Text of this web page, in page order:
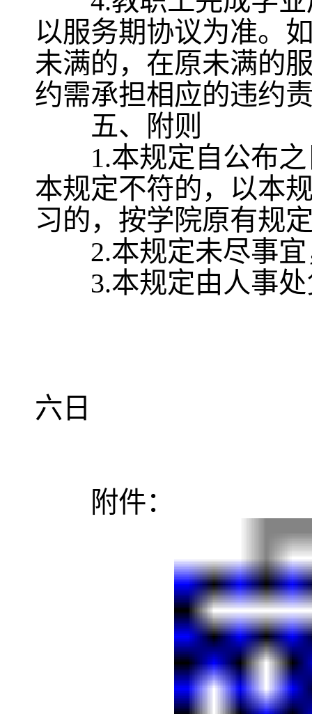
以服务期协议为准。
未满的，在原未满的
约需承担相应的违约
五、附则
1.本规定自公布之
本规定不符的，以本
习的，按学院原有规
2.本规定未尽事宜
3.本规定由人事处
六日
附件：